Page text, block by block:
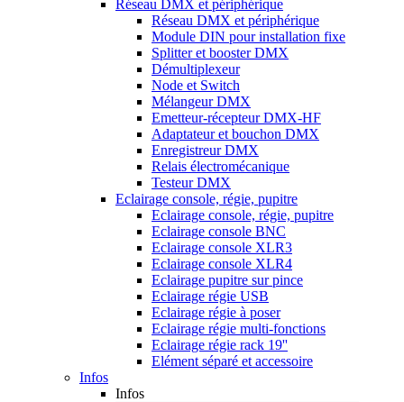
Réseau DMX et périphérique
Réseau DMX et périphérique
Module DIN pour installation fixe
Splitter et booster DMX
Démultiplexeur
Node et Switch
Mélangeur DMX
Emetteur-récepteur DMX-HF
Adaptateur et bouchon DMX
Enregistreur DMX
Relais électromécanique
Testeur DMX
Eclairage console, régie, pupitre
Eclairage console, régie, pupitre
Eclairage console BNC
Eclairage console XLR3
Eclairage console XLR4
Eclairage pupitre sur pince
Eclairage régie USB
Eclairage régie à poser
Eclairage régie multi-fonctions
Eclairage régie rack 19''
Elément séparé et accessoire
Infos
Infos